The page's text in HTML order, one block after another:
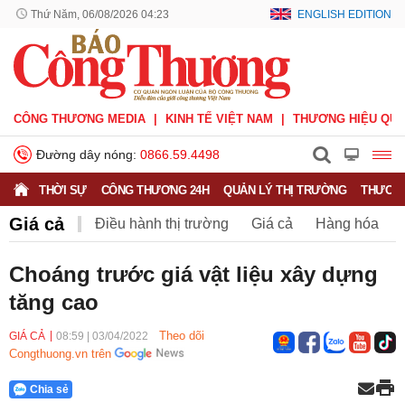
Thứ Năm, 06/08/2026 04:23 ENGLISH EDITION
CÔNG THƯƠNG MEDIA KINH TẾ VIỆT NAM THƯƠNG HIỆU
Đường dây nóng: 0866.59.4498
THỜI SỰ CÔNG THƯƠNG 24H QUẢN LÝ THỊ TRƯỜNG
Giá cả Điều hành thị trường Giá cả Hàng hóa
Choáng trước giá vật liệu xây dựng
tăng cao
GIÁ CẢ 08:59 03/04/2022
Theo dõi
Congthuong.vn trên
Chia sẻ